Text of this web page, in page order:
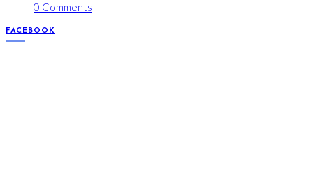
0 Comments
FACEBOOK